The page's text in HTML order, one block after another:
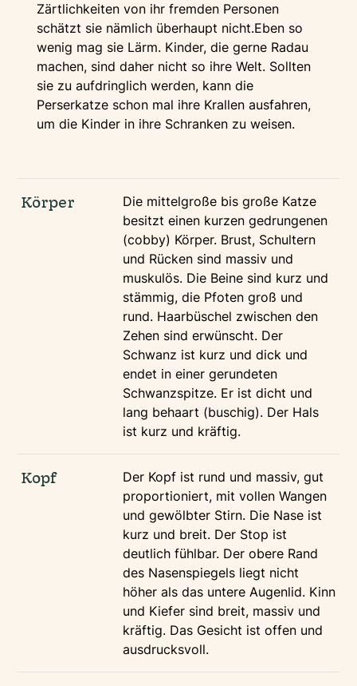
Zärtlichkeiten von ihr fremden Personen
schätzt sie nämlich überhaupt nicht.Eben so
wenig mag sie Lärm. Kinder, die gerne Radau
machen, sind daher nicht so ihre Welt. Sollten
sie zu aufdringlich werden, kann die
Perserkatze schon mal ihre Krallen ausfahren,
um die Kinder in ihre Schranken zu weisen.
Körper
Die mittelgroße bis große Katze
besitzt einen kurzen gedrungenen
(cobby) Körper. Brust, Schultern
und Rücken sind massiv und
muskulös. Die Beine sind kurz und
stämmig, die Pfoten groß und
rund. Haarbüschel zwischen den
Zehen sind erwünscht. Der
Schwanz ist kurz und dick und
endet in einer gerundeten
Schwanzspitze. Er ist dicht und
lang behaart (buschig). Der Hals
ist kurz und kräftig.
Kopf
Der Kopf ist rund und massiv, gut
proportioniert, mit vollen Wangen
und gewölbter Stirn. Die Nase ist
kurz und breit. Der Stop ist
deutlich fühlbar. Der obere Rand
des Nasenspiegels liegt nicht
höher als das untere Augenlid. Kinn
und Kiefer sind breit, massiv und
kräftig. Das Gesicht ist offen und
ausdrucksvoll.